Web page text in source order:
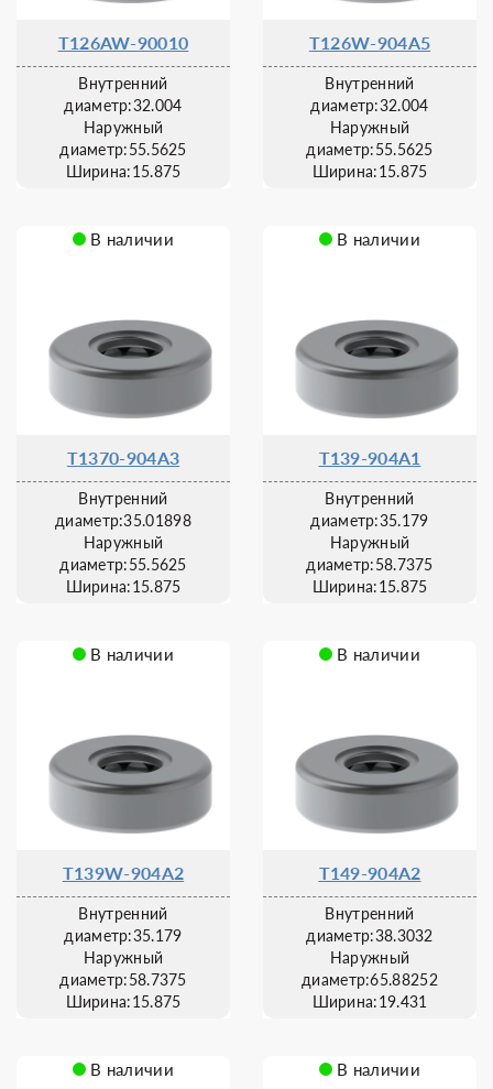
T126AW-90010
Внутренний
диаметр:32.004
Наружный
диаметр:55.5625
Ширина:15.875
T126W-904A5
Внутренний
диаметр:32.004
Наружный
диаметр:55.5625
Ширина:15.875
В наличии
T1370-904A3
Внутренний
диаметр:35.01898
Наружный
диаметр:55.5625
Ширина:15.875
В наличии
T139-904A1
Внутренний
диаметр:35.179
Наружный
диаметр:58.7375
Ширина:15.875
В наличии
T139W-904A2
Внутренний
диаметр:35.179
Наружный
диаметр:58.7375
Ширина:15.875
В наличии
T149-904A2
Внутренний
диаметр:38.3032
Наружный
диаметр:65.88252
Ширина:19.431
В наличии В наличии